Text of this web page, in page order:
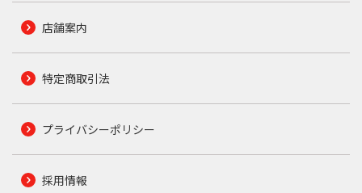
店舗案内
特定商取引法
プライバシーポリシー
採用情報